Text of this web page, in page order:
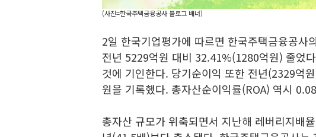
(사진=한국주택금융공사 블로그 배너)
2일 한국기업평가에 따르면 한국주택금융공사
전년 5229억원 대비 32.41%(1280억원) 줄었
것에 기인한다. 당기순이익 또한 전년(2329억
원을 기록했다. 총자산순이익률(ROA) 역시
총자산 규모가 위축되면서 지난해 레버리지배